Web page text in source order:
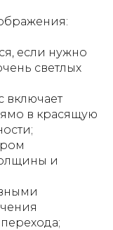
если нужно
светлых
включает
в красящую
и